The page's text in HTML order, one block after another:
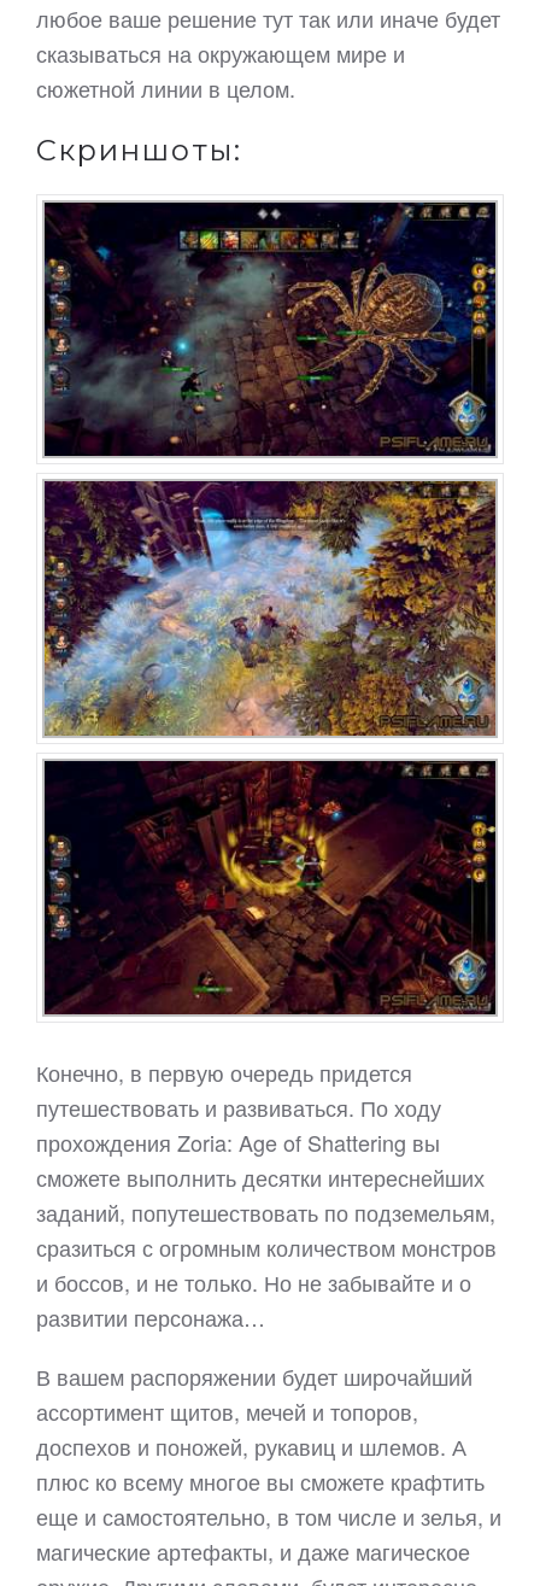
любое ваше решение тут так или иначе будет
сказываться на окружающем мире и
сюжетной линии в целом.
Скриншоты:
Конечно, в первую очередь придется
путешествовать и развиваться. По ходу
прохождения Zoria: Age of Shattering вы
сможете выполнить десятки интереснейших
заданий, попутешествовать по подземельям,
сразиться с огромным количеством монстров
и боссов, и не только. Но не забывайте и о
развитии персонажа…
В вашем распоряжении будет широчайший
ассортимент щитов, мечей и топоров,
доспехов и поножей, рукавиц и шлемов. А
плюс ко всему многое вы сможете крафтить
еще и самостоятельно, в том числе и зелья, и
магические артефакты, и даже магическое